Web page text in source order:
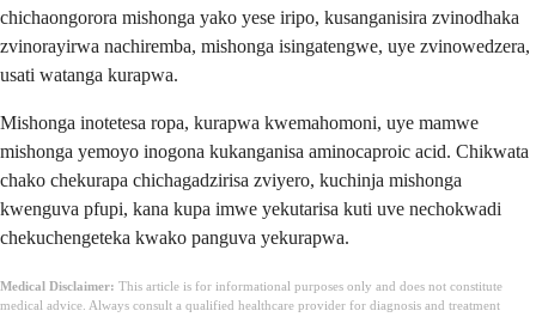
chichaongorora mishonga yako yese iripo, kusanganisira zvinodhaka
zvinorayirwa nachiremba, mishonga isingatengwe, uye zvinowedzera,
usati watanga kurapwa.
Mishonga inotetesa ropa, kurapwa kwemahomoni, uye mamwe
mishonga yemoyo inogona kukanganisa aminocaproic acid. Chikwata
chako chekurapa chichagadzirisa zviyero, kuchinja mishonga
kwenguva pfupi, kana kupa imwe yekutarisa kuti uve nechokwadi
chekuchengeteka kwako panguva yekurapwa.
Medical Disclaimer: This article is for informational purposes only and does not constitute
medical advice. Always consult a qualified healthcare provider for diagnosis and treatment